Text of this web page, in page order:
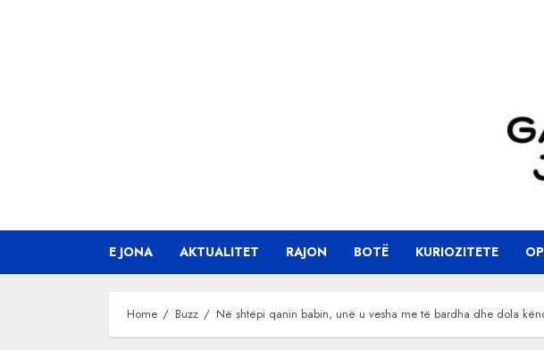
E JONA AKTUALITET RAJON BOTË KURIOZITETE
Home Buzz Në shtëpi qanin babin, unë u vesha me të bardha dhe dola